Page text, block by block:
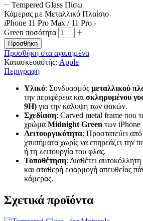
Tempered Glass Πίσω
Κάμερας με Μεταλλικό Πλαίσιο
iPhone 11 Pro Max / 11 Pro -
Green ποσότητα
Προσθήκη
Προσθήκη στα αγαπημένα
Κατασκευαστής: Apple
Περιγραφή
Υλικό: Συνδυασμός μεταλλικού
την περιφέρεια και σκληρυμένου
9H) για την κάλυψη των φακών.
Σχεδίαση: Carved metal frame που
χρώμα Midnight Green των iPhone
Λειτουργικότητα: Προστατεύει από
χτυπήματα χωρίς να επηρεάζει την
ή τη λειτουργία του φλας.
Τοποθέτηση: Διαθέτει
και σταθερή εφαρμογή απευθείας
κάμερας.
Σχετικά προϊόντα